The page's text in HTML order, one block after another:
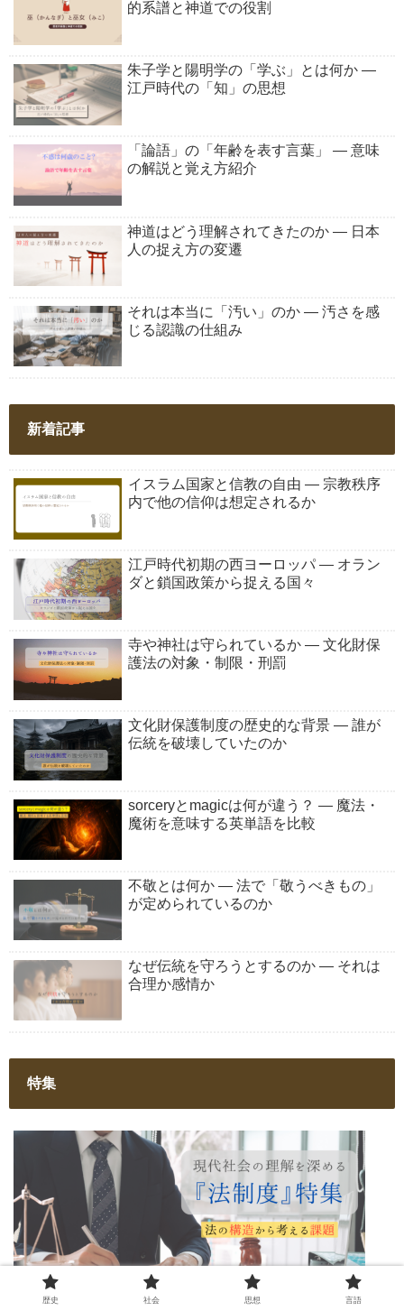
的系譜と神道での役割
朱子学と陽明学の「学ぶ」とは何か ―
江戸時代の「知」の思想
「論語」の「年齢を表す言葉」 ― 意味
の解説と覚え方紹介
神道はどう理解されてきたのか ― 日本
人の捉え方の変遷
それは本当に「汚い」のか ― 汚さを感
じる認識の仕組み
新着記事
イスラム国家と信教の自由 ― 宗教秩序
内で他の信仰は想定されるか
江戸時代初期の西ヨーロッパ ― オラン
ダと鎖国政策から捉える国々
寺や神社は守られているか ― 文化財保
護法の対象・制限・刑罰
文化財保護制度の歴史的な背景 ― 誰が
伝統を破壊していたのか
sorceryとmagicは何が違う？ ― 魔法・
魔術を意味する英単語を比較
不敬とは何か ― 法で「敬うべきもの」
が定められているのか
なぜ伝統を守ろうとするのか ― それは
合理か感情か
特集
現代社会の理解を深める『法制度』特集 ―
歴史 社会 思想 言語